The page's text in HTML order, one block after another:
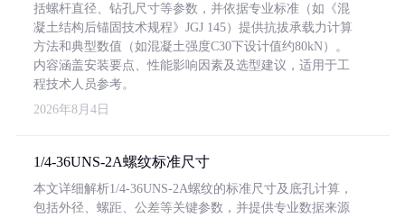
括螺杆直径、钻孔尺寸等参数，并依据专业标准（如《混
凝土结构后锚固技术规程》JGJ 145）提供抗拔承载力计算
方法和典型数值（如混凝土强度C30下设计值约80kN）。
内容涵盖安装要点、性能影响因素及选型建议，适用于工
程技术人员参考。
2026年8月4日
1/4-36UNS-2A螺纹标准尺寸
本文详细解析1/4-36UNS-2A螺纹的标准尺寸及底孔计算，
包括外径、螺距、公差等关键参数，并提供专业数据来源